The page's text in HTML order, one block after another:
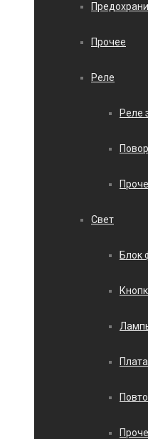
Прочее
Реле
Реле
Свет
Блок